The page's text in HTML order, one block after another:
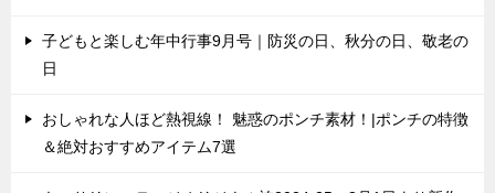
子どもと楽しむ年中行事9月号｜防災の日、秋分の日、敬老の
日
おしゃれな人ほど熱視線！ 魅惑のポンチ素材！|ポンチの特徴
＆絶対おすすめアイテム7選